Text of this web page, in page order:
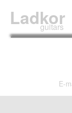
Ladkor
guitars
E-